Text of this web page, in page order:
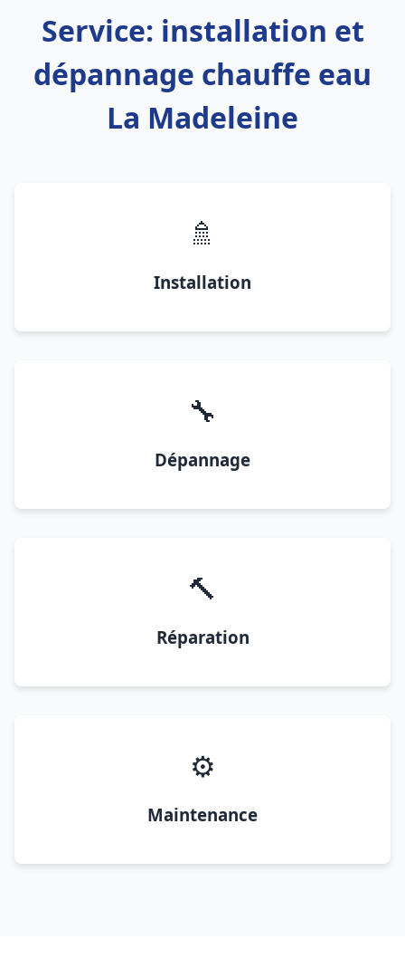
Service: installation et
dépannage chauffe eau
La Madeleine
🚿
Installation
🔧
Dépannage
🔨
Réparation
⚙️
Maintenance